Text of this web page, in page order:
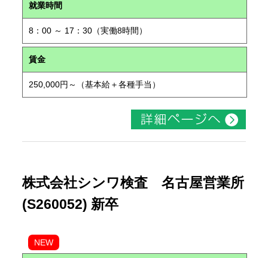
就業時間
8：00 ～ 17：30（実働8時間）
賃金
250,000円～（基本給＋各種手当）
株式会社シンワ検査 名古屋営業所
(S260052) 新卒
NEW